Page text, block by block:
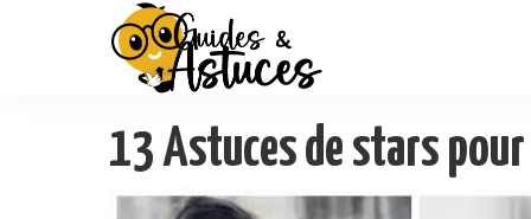
13 Astuces de stars